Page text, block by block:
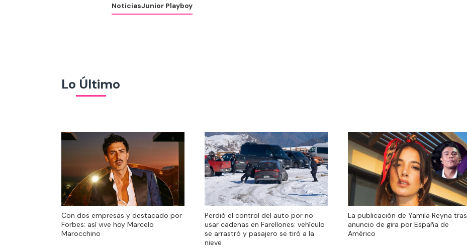
NoticiasJunior Playboy
Lo Último
Con dos empresas y destacado por
Forbes: así vive hoy Marcelo
Marocchino
usar cadenas en Farellones: vehículo
se arrastró y pasajero se tiró a la
nieve
Perdió el control del auto por no
usar cadenas en Farellones: vehículo
se arrastró y pasajero se tiró a la
nieve
La publicación de Yamila Reyna tras
anuncio de gira por España de
Américo